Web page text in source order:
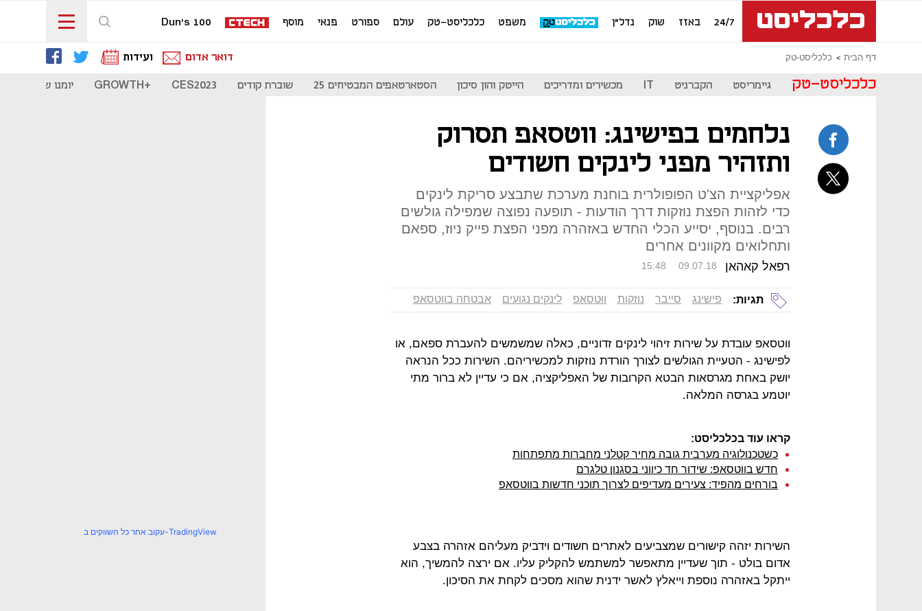
24/7 באזז שוק נדל"ן משפט כלכליסט-טק עולם ספורט פנאי מוסף Dun's 100
דף הבית כלכליסט-טק דואר אדום ועידות
כלכליסט-טק גיימריסט הקברניט IT מכשירים ומדריכים הייטק והון סיכון הסטארטאפים המבטיחים 25 שוברת קודים CES2023
+GROWTH יומנו של
נלחמים בפישינג: ווטסאפ תסרוק
ותזהיר מפני לינקים חשודים
אפליקציית הצ'ט הפופולרית בוחנת מערכת שתבצע סריקת לינקים
כדי לזהות הפצת נוזקות דרך הודעות - תופעה נפוצה שמפילה גולשים
רבים. בנוסף, יסייע הכלי החדש באזהרה מפני הפצת פייק ניוז, ספאם
ותחלואים מקוונים אחרים
רפאל קאהאן 15:48 09.07.18
תגיות: פישינג סייבר נוזקות ווטסאפ לינקים נגועים אבטחה בווטסאפ
ווטסאפ עובדת על שירות זיהוי לינקים זדוניים, כאלה שמשמשים להעברת ספאם, או
לפישינג - הטעיית הגולשים לצורך הורדת נוזקות למכשיריהם. השירות ככל הנראה
יושק באחת מגרסאות הבטא הקרובות של האפליקציה, אם כי עדיין לא ברור מתי
יוטמע בגרסה המלאה.
קראו עוד בכלכליסט:
כשטכנולוגיה מערבית גובה מחיר קטלני מחברות מתפתחות
חדש בווטסאפ: שידור חד כיווני בסגנון טלגרם
בורחים מהפיד: צעירים מעדיפים לצרוך תוכני חדשות בווטסאפ
השירות יזהה קישורים שמצביעים לאתרים חשודים וידביק מעליהם אזהרה בצבע
אדום בולט - תוך שעדיין מתאפשר למשתמש להקליק עליו. אם ירצה להמשיך, הוא
ייתקל באזהרה נוספת וייאלץ לאשר ידנית שהוא מסכים לקחת את הסיכון.
עקוב אחר כל השווקים ב-TradingView